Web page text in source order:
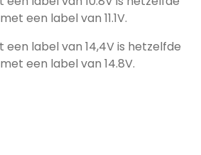
een label van 11.1V.
een label van 14,4V is hetzelfde
een label van 14.8V.